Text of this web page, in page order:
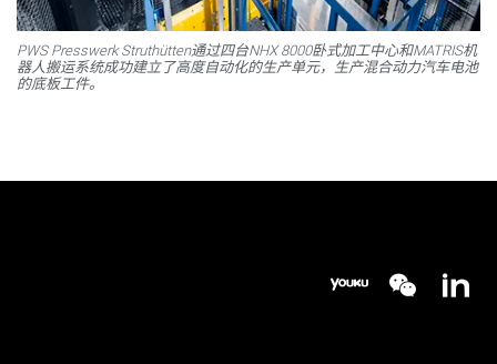
PWS Presswerk Struthütten通过四台NHX 8000卧式加工中心和MATRIS机
器人搬运系统成功建立了高度自动化的生产单元，生产混合动力汽车电池
的底板工件。